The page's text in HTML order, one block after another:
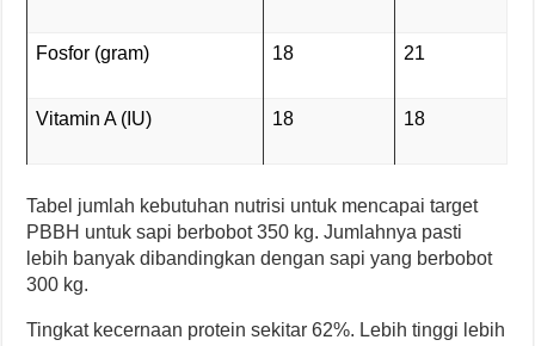
Fosfor (gram) 18 21
Vitamin A (IU) 18 18
Tabel jumlah kebutuhan nutrisi untuk mencapai target
PBBH untuk sapi berbobot 350 kg. Jumlahnya pasti
lebih banyak dibandingkan dengan sapi yang berbobot
300 kg.
Tingkat kecernaan protein sekitar 62%. Lebih tinggi lebih